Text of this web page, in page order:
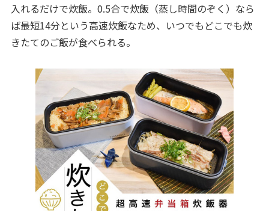
入れるだけで炊飯。0.5合で炊飯（蒸し時間のぞく）なら
ば最短14分という高速炊飯なため、いつでもどこでも炊
きたてのご飯が食べられる。